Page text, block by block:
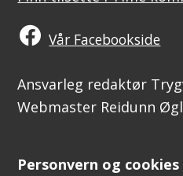
Vår Facebookside
Ansvarleg redaktør
Webmaster Reidunn
Personvern og cookies